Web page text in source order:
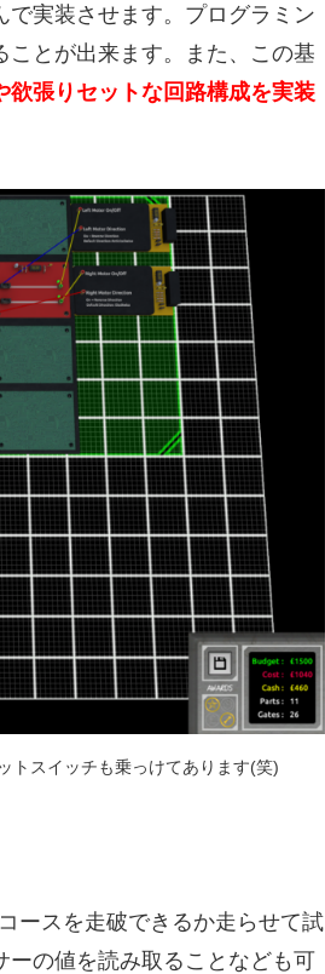
で実装させます。プログラミン
とが出来ます。また、この基
欲張りセットな回路構成を実装
トスイッチも乗っけてあります(笑)
ースを走破できるか走らせて試
ーの値を読み取ることなども可